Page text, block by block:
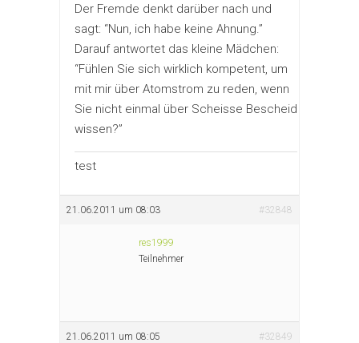
Der Fremde denkt darüber nach und
sagt: “Nun, ich habe keine Ahnung.”
Darauf antwortet das kleine Mädchen:
“Fühlen Sie sich wirklich kompetent, um
mit mir über Atomstrom zu reden, wenn
Sie nicht einmal über Scheisse Bescheid
wissen?”
test
21.06.2011 um 08:03 #32848
res1999
Teilnehmer
21.06.2011 um 08:05 #32849